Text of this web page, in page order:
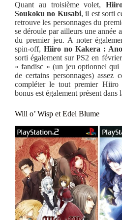
Quant au troisième volet,
Soukoku no Kusabi, il est sorti
retrouve les personnages du
se déroule par ailleurs une année
du premier jeu. A noter
spin-off, Hiiro no Kakera :
sorti également sur PS2 en
« fandisc » (un jeu optionnel qui
de certains personnages) assez
compléter le tout premier
bonus est également présent dans
Will o’ Wisp et Edel Blume